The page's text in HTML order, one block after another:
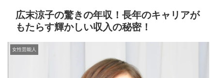
広末涼子の驚きの年収！長年のキャリアが
もたらす輝かしい収入の秘密！
女性芸能人